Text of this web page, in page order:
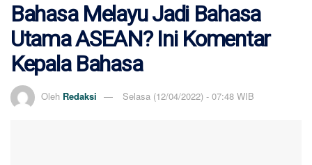
Bahasa Melayu Jadi Bahasa
Utama ASEAN? Ini Komentar
Kepala Bahasa
Oleh Redaksi Selasa (12/04/2022) - 07:48 WIB